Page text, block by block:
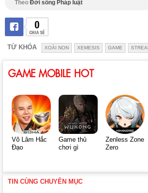
Theo Đời sống Pháp luật
0
CHIA SẺ
TỪ KHÓA XOÀI NON XEMESIS GAME
GAME MOBILE HOT
Võ Lâm Hắc
Đạo
Game thủ
chơi gì
Zenless Zone
Zero
TIN CÙNG CHUYÊN MỤC